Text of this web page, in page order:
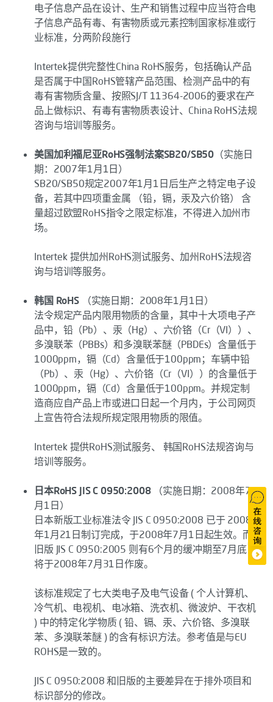
电子信息产品在设计、生产和销售过程中应当符合电
子信息产品有毒、有害物质或元素控制国家标准或行
业标准，分两阶段施行
Intertek提供完整性China RoHS服务，包括确认产品
是否属于中国RoHS管辖产品范围、检测产品中的有
毒有害物质含量、按照SJ/T 11364-2006的要求在产
品上做标识、有毒有害物质表设计、China RoHS法规
咨询与培训等服务。
美国加利福尼亚RoHS强制法案SB20/SB50 （实施日
期：2007年1月1日）
SB20/SB50规定2007年1月1日后生产之特定电子设
备，若其中四项重金属 （铅，镉，汞及六价铬） 含
量超过欧盟RoHS指令之限定标准，不得进入加州市
场。
Intertek 提供加州RoHS测试服务、加州RoHS法规咨
询与培训等服务。
韩国 RoHS
（实施日期：2008年1月1日）
法令规定产品内限用物质的含量，其中十大项电子产
品中，铅（Pb）、汞（Hg）、六价铬（Cr（VI））、
多溴联苯（PBBs）和多溴联苯醚（PBDEs）含量低于
1000ppm，镉（Cd）含量低于100ppm；车辆中铅
（Pb）、汞（Hg）、六价铬（Cr（VI））的含量低于
1000ppm，镉（Cd）含量低于100ppm。并规定制
造商应自产品上市或进口日起一个月内，于公司网页
上宣告符合法规所规定限用物质的限值。
Intertek 提供RoHS测试服务、 韩国RoHS法规咨询与
培训等服务。
日本RoHS JIS C 0950:2008
（实施日期：2008年7
月1日）
日本新版工业标准法令 JIS C 0950:2008 已于 2008
年1月21日制订完成，于2008年7月1日起生效。而
旧版 JIS C 0950:2005 则有6个月的缓冲期至7月底，
将于2008年7月31日作废。
该标准规定了七大类电子及电气设备 ( 个人计算机、
冷气机、电视机、电冰箱、洗衣机、微波炉、干衣机
) 中的特定化学物质 ( 铅、镉、汞、六价铬、多溴联
苯、多溴联苯醚 ) 的含有标识方法。参考值是与EU
ROHS是一致的。
JIS C 0950:2008 和旧版的主要差异在于排外项目和
标识部分的修改。